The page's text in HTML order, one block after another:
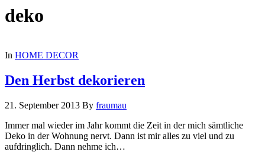
deko
In HOME DECOR
Den Herbst dekorieren
21. September 2013 By fraumau
Immer mal wieder im Jahr kommt die Zeit in der mich sämtliche
Deko in der Wohnung nervt. Dann ist mir alles zu viel und zu
aufdringlich. Dann nehme ich…